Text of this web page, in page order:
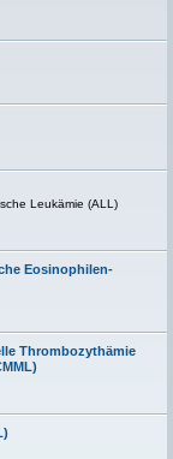
Leukämie (ALL)
Eosinophilen-
Thrombozythämie